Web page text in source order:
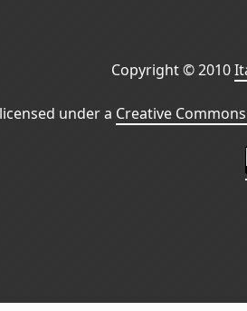
Copyright © 2010
under a Creative